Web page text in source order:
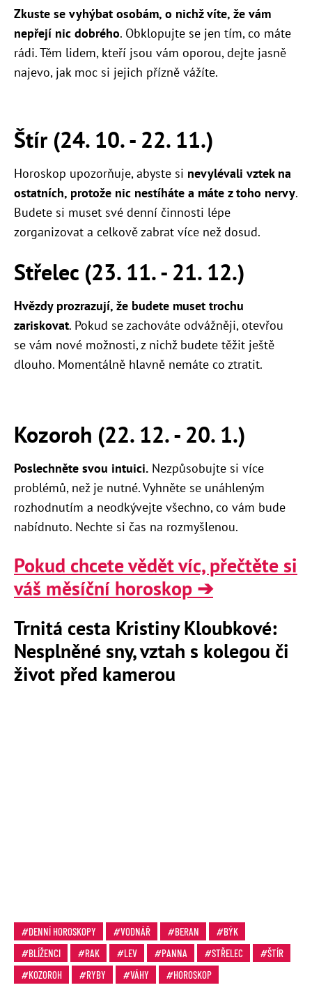
Zkuste se vyhýbat osobám, o nichž víte, že vám
nepřejí nic dobrého. Obklopujte se jen tím, co máte
rádi. Těm lidem, kteří jsou vám oporou, dejte jasně
najevo, jak moc si jejich přízně vážíte.
Štír (24. 10. - 22. 11.)
Horoskop upozorňuje, abyste si nevylévali vztek na
ostatních, protože nic nestíháte a máte z toho nervy.
Budete si muset své denní činnosti lépe
zorganizovat a celkově zabrat více než dosud.
Střelec (23. 11. - 21. 12.)
Hvězdy prozrazují, že budete muset trochu
zariskovat. Pokud se zachováte odvážněji, otevřou
se vám nové možnosti, z nichž budete těžit ještě
dlouho. Momentálně hlavně nemáte co ztratit.
Kozoroh (22. 12. - 20. 1.)
Poslechněte svou intuici. Nezpůsobujte si více
problémů, než je nutné. Vyhněte se unáhleným
rozhodnutím a neodkývejte všechno, co vám bude
nabídnuto. Nechte si čas na rozmyšlenou.
Pokud chcete vědět víc, přečtěte si
váš měsíční horoskop ➔
Trnitá cesta Kristiny Kloubkové:
Nesplněné sny, vztah s kolegou či
život před kamerou
DENNÍ HOROSKOPY VODNÁŘ BERAN
BÝK
BLÍŽENCI
RAK LEV PANNA STŘELEC
ŠTÍR
KOZOROH
RYBY VÁHY HOROSKOP